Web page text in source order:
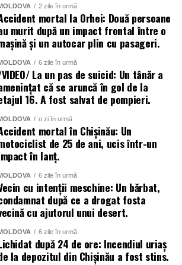
de angajați ai Ministerului Afacerilor
serviciile specializate de nivel local,
prognozează vreme instabilă
zile.
2 zile în urmă
mortal la Orhei: Două persoane
murit după un impact frontal între o
și un autocar plin cu pasageri.
6 zile în urmă
La un pas de suicid: Un tânăr a
că se aruncă în gol de la
16. A fost salvat de pompieri.
o zi în urmă
mortal în Chișinău: Un
de 25 de ani, ucis într-un
în lanț.
6 zile în urmă
cu intenții meschine: Un bărbat,
după ce a drogat fosta
cu ajutorul unui desert.
6 zile în urmă
după 24 de ore: Incendiul uriaș
la depozitul din Chișinău a fost stins.